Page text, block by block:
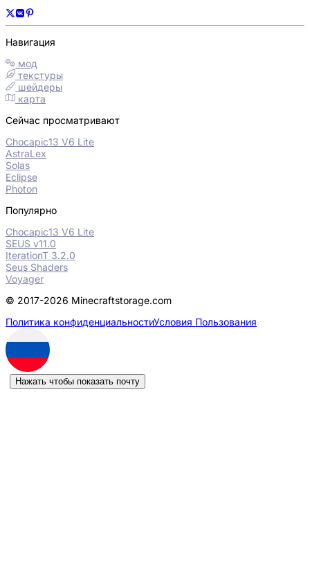
Навигация
мод
текстуры
шейдеры
карта
Сейчас просматривают
Chocapic13 V6 Lite
AstraLex
Solas
Eclipse
Photon
Популярно
Chocapic13 V6 Lite
SEUS v11.0
IterationT 3.2.0
Seus Shaders
Voyager
© 2017-2026 Minecraftstorage.com
Политика конфиденциальностиУсловия Пользования
Нажать чтобы показать почту